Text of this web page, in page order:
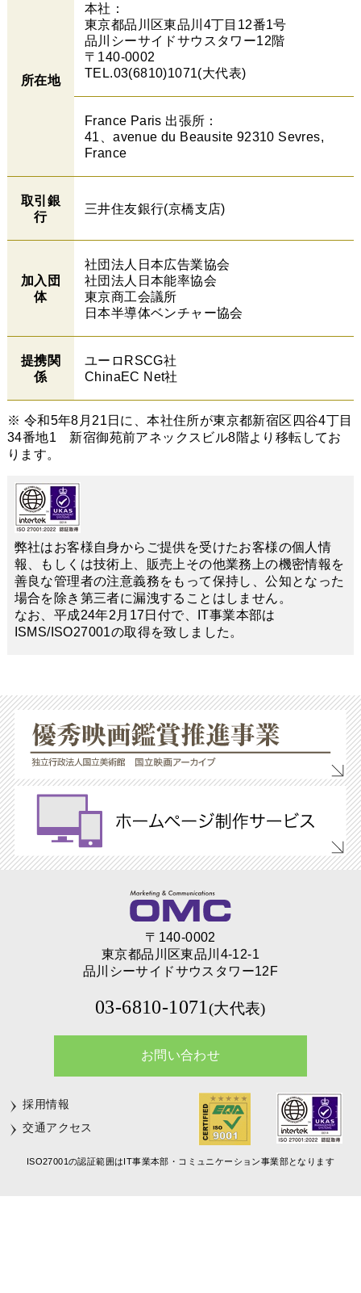
所在地
本社：
東京都品川区東品川4丁目12番1号
品川シーサイドサウスタワー12階
〒140-0002
TEL.03(6810)1071(大代表)
France Paris 出張所：
41、avenue du Beausite 92310 Sevres,
France
取引銀
行
三井住友銀行(京橋支店)
加入団
体
社団法人日本広告業協会
社団法人日本能率協会
東京商工会議所
日本半導体ベンチャー協会
提携関
係
ユーロRSCG社
ChinaEC Net社
※ 令和5年8月21日に、本社住所が東京都新宿区四谷4丁目
34番地1 新宿御苑前アネックスビル8階より移転してお
ります。
弊社はお客様自身からご提供を受けたお客様の個人情
報、もしくは技術上、販売上その他業務上の機密情報を
善良な管理者の注意義務をもって保持し、公知となった
場合を除き第三者に漏洩することはしません。
なお、平成24年2月17日付で、IT事業本部は
ISMS/ISO27001の取得を致しました。
〒140-0002
東京都品川区東品川4-12-1
品川シーサイドサウスタワー12F
03-6810-1071(大代表)
お問い合わせ
採用情報
交通アクセス
ISO27001の認証範囲はIT事業本部・コミュニケーション事業部となります